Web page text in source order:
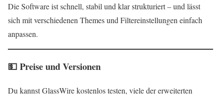
Die Software ist schnell, stabil und klar strukturiert – und lässt
sich mit verschiedenen Themes und Filtereinstellungen einfach
anpassen.
💵 Preise und Versionen
Du kannst GlassWire kostenlos testen, viele der erweiterten